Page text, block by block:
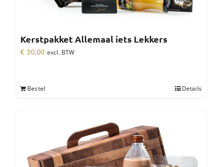
Kerstpakket Allemaal iets Lekkers
€ 30,00 excl. BTW
Bestel Details